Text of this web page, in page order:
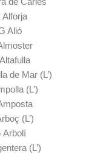
Alió
de Mar (L’)
(L’)
(L’)
Arbolí
(L’)